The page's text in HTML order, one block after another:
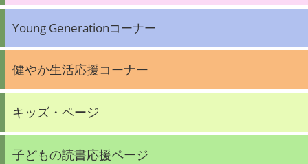
Young Generationコーナー
健やか生活応援コーナー
キッズ・ページ
子どもの読書応援ページ